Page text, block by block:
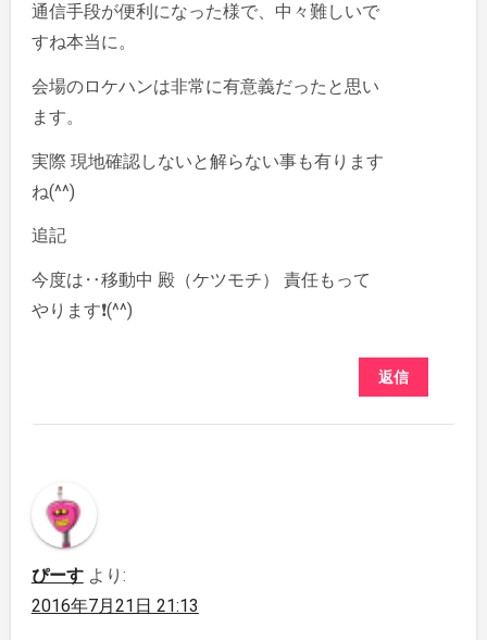
通信手段が便利になった様で、中々難しいで
すね本当に。
会場のロケハンは非常に有意義だったと思い
ます。
実際 現地確認しないと解らない事も有ります
ね(^^)
追記
今度は‥移動中 殿（ケツモチ） 責任もって
やります❗(^^)
返信
ぴーす より:
2016年7月21日 21:13